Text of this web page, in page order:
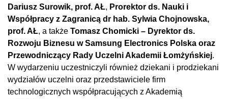
Dariusz Surowik, prof. AŁ, Prorektor ds. Nauki i
Współpracy z Zagranicą dr hab. Sylwia Chojnowska,
prof. AŁ, a także Tomasz Chomicki – Dyrektor ds.
Rozwoju Biznesu w Samsung Electronics Polska oraz
Przewodniczący Rady Uczelni Akademii Łomżyńskiej.
W wydarzeniu uczestniczyli również dziekani i prodziekani
wydziałów uczelni oraz przedstawiciele firm
technologicznych współpracujących z Akademią